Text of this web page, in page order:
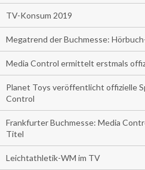
TV-Konsum 2019
Megatrend der Buchmesse:
Media Control ermittelt erstmals
Planet Toys veröffentlicht offizielle
Control
Frankfurter Buchmesse: Media
Titel
Leichtathletik-WM im TV